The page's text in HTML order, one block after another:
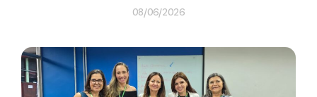
08/06/2026